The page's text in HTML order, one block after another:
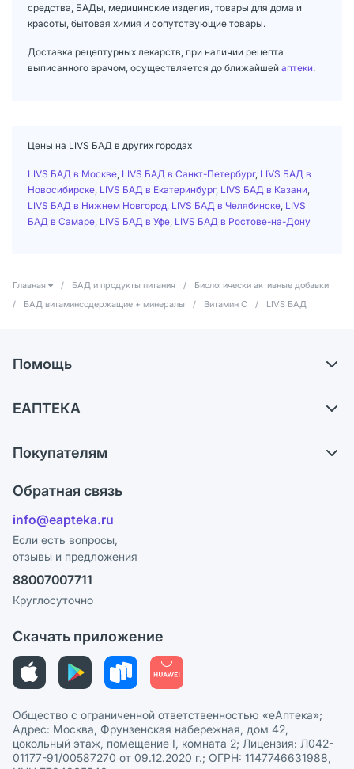
средства, БАДы, медицинские изделия, товары для дома и
красоты, бытовая химия и сопутствующие товары.
Доставка рецептурных лекарств, при наличии рецепта
выписанного врачом, осуществляется до ближайшей аптеки.
Цены на LIVS БАД в других городах
LIVS БАД в Москве LIVS БАД в Санкт-Петербург, LIVS БАД в
Новосибирске LIVS БАД в Екатеринбург, LIVS БАД в Казани
LIVS БАД в Нижнем Новгород LIVS БАД в Челябинске LIVS
БАД в Самаре LIVS БАД в Уфе LIVS БАД в Ростове-на-Дону
Главная / БАД и продукты питания /
Биологически активные добавки
/
БАД витаминсодержащие + минералы / Витамин С / LIVS БАД
Помощь
Самовывоз из аптек
Ответы на вопросы
Блог
ЕАПТЕКА
Карьера
Поставщики
Лицензия
Реклама на сайте
Ваши товары на ЕАПТЕКЕ
Покупателям
Программа СберСпасибо
Политика конфиденциальности
Пользовательское соглашение
Политика рекомендаций
Этика и соответствие
Политика в отношении обработки персональных данных
Обратная связь
info@eapteka.ru
Если есть вопросы,
отзывы и предложения
88007007711
Круглосуточно
Скачать приложение
Общество с ограниченной ответственностью «еАптека»;
Адрес: Москва, Фрунзенская набережная, дом 42,
цокольный этаж, помещение I, комната 2; Лицензия: Л042-
01177-91/00587270 от 09.12.2020 г.; ОГРН: 1147746631988,